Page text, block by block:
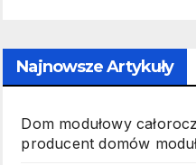
Najnowsze Artykuły
Dom modułowy
producent domów